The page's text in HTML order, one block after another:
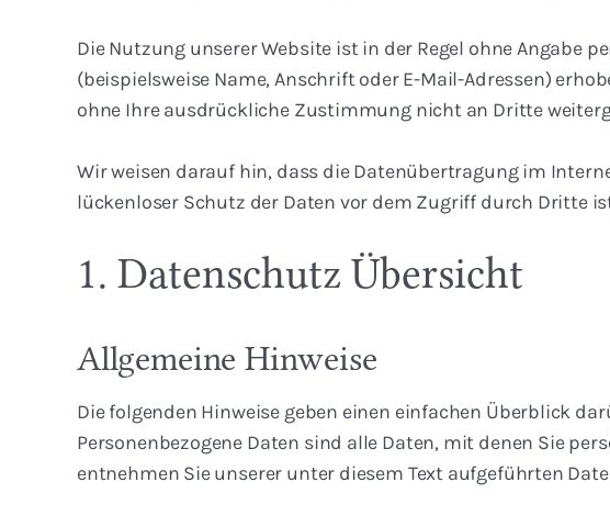
Die Nutzung unserer Website ist in der Regel ohne Angabe
(beispielsweise Name, Anschrift oder E-Mail-Adressen)
ohne Ihre ausdrückliche Zustimmung nicht an Dritte
Wir weisen darauf hin, dass die Datenübertragung im
lückenloser Schutz der Daten vor dem Zugriff durch Dritte
1. Datenschutz Übersicht
Allgemeine Hinweise
Die folgenden Hinweise geben einen einfachen Überblick
Personenbezogene Daten sind alle Daten, mit denen Sie
entnehmen Sie unserer unter diesem Text aufgeführten